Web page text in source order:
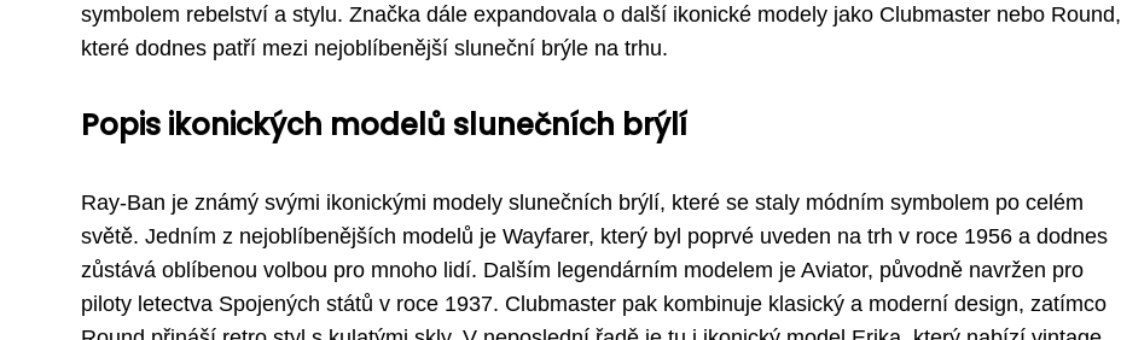
symbolem rebelství a stylu. Značka dále expandovala o další ikonické modely jako Clubmaster nebo Round,
které dodnes patří mezi nejoblíbenější sluneční brýle na trhu.
Popis ikonických modelů slunečních brýlí
Ray-Ban je známý svými ikonickými modely slunečních brýlí, které se staly módním symbolem po celém
světě. Jedním z nejoblíbenějších modelů je Wayfarer, který byl poprvé uveden na trh v roce 1956 a dodnes
zůstává oblíbenou volbou pro mnoho lidí. Dalším legendárním modelem je Aviator, původně navržen pro
piloty letectva Spojených států v roce 1937. Clubmaster pak kombinuje klasický a moderní design, zatímco